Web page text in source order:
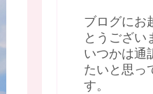
ブログにお
とうござい
いつかは通
たいと思っ
す。